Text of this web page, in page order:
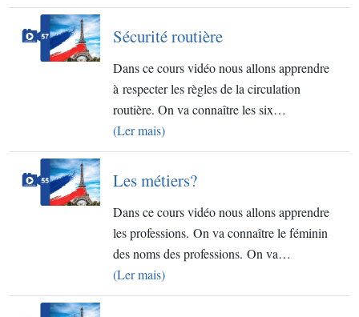
Sécurité routière
Dans ce cours vidéo nous allons apprendre
à respecter les règles de la circulation
routière. On va connaître les six…
(Ler mais)
Les métiers?
Dans ce cours vidéo nous allons apprendre
les professions. On va connaître le féminin
des noms des professions. On va…
(Ler mais)